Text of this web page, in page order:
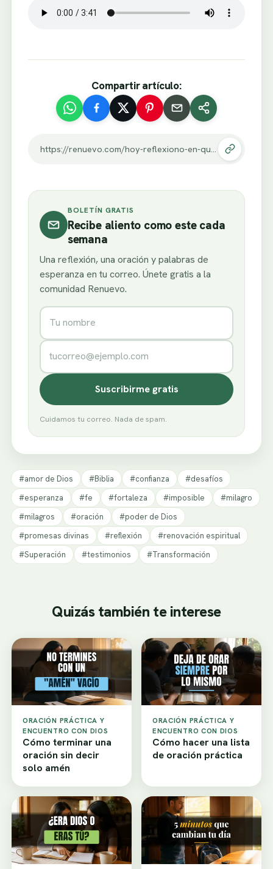
Compartir artículo:
https://renuevo.com/hoy-reflexiono-en-que-para-dios-no-hay-nada-imposible.html
BOLETÍN GRATIS
Recibe aliento como este cada
semana
Una reflexión, una oración y palabras de
esperanza en tu correo. Únete gratis a la
comunidad Renuevo.
Nombre
Correo electrónico
Suscribirme gratis
Cuidamos tu correo. Nada de spam.
#amor de Dios #Biblia #confianza
#desafíos
#esperanza
#fe #fortaleza #imposible
#milagro
#milagros
#oración
#poder de Dios
#promesas divinas
#reflexión
#renovación espiritual
#Superación
#testimonios #Transformación
Quizás también te interese
ORACIÓN PRÁCTICA Y
ENCUENTRO CON DIOS
Cómo terminar una
oración sin decir
solo amén
ORACIÓN PRÁCTICA Y
ENCUENTRO CON DIOS
Cómo hacer una lista
de oración práctica